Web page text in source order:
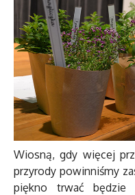
Wiosną, gdy więcej
przyrody powinniśmy
piękno trwać będzie